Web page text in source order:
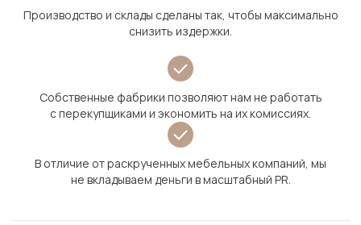
Производство и склады сделаны так, чтобы максимально
снизить издержки.
Собственные фабрики позволяют нам не работать
с перекупщиками и экономить на их комиссиях.
В отличие от раскрученных мебельных компаний, мы
не вкладываем деньги в масштабный PR.